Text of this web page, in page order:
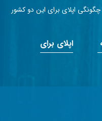
اپلای برای این دو کشور
اپلای برای